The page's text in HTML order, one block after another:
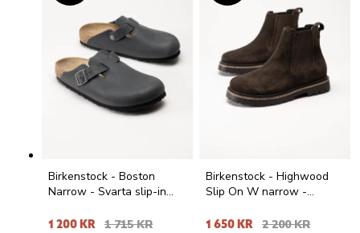
Birkenstock - Boston
Narrow - Svarta slip-in
1 200 KR 1 715 KR
Birkenstock - Highwood
Slip On W narrow -
mocka
1 650 KR 2 200 KR